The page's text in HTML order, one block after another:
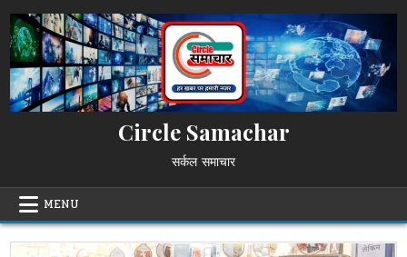
to
content
Circle Samachar
सर्कल समाचार
MENU